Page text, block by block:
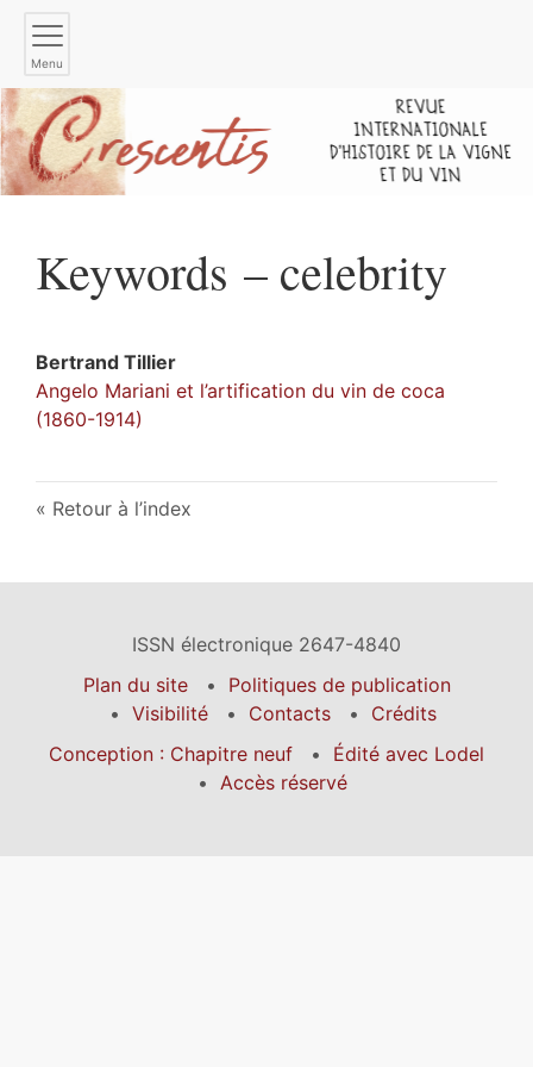
Menu
Keywords – celebrity
Bertrand Tillier
Angelo Mariani et l’artification du vin de coca
(1860-1914)
Retour à l’index
ISSN électronique 2647-4840
Plan du site
Politiques de publication
Visibilité
Contacts
Crédits
Conception : Chapitre neuf
Édité avec Lodel
Accès réservé